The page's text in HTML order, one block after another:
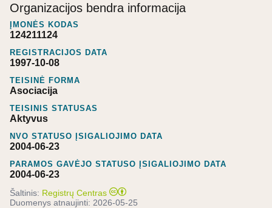
Organizacijos bendra informacija
ĮMONĖS KODAS
124211124
REGISTRACIJOS DATA
1997-10-08
TEISINĖ FORMA
Asociacija
TEISINIS STATUSAS
Aktyvus
NVO STATUSO ĮSIGALIOJIMO DATA
2004-06-23
PARAMOS GAVĖJO STATUSO ĮSIGALIOJIMO DATA
2004-06-23
Šaltinis: Registrų Centras
Duomenys atnaujinti: 2026-05-25